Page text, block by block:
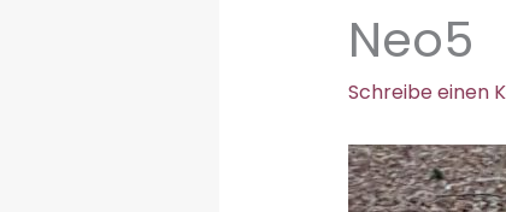
Neo5
Schreibe einen